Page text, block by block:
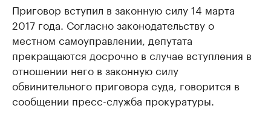
Приговор вступил в законную силу 14 марта
2017 года. Согласно законодательству о
местном самоуправлении, депутата
прекращаются досрочно в случае вступления в
отношении него в законную силу
обвинительного приговора суда, говорится в
сообщении пресс-служба прокуратуры.